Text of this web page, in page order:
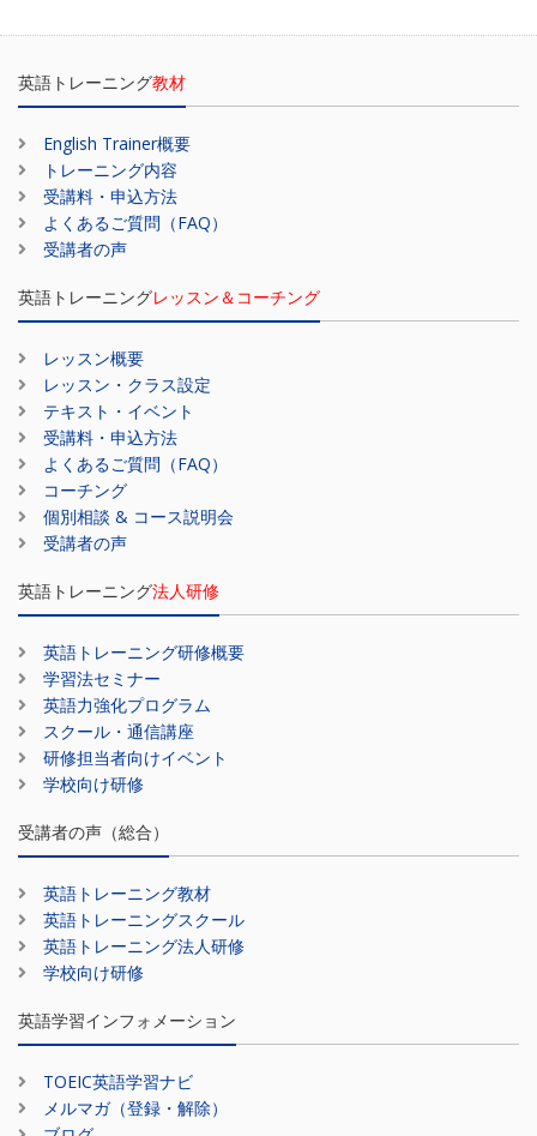
英語トレーニング教材
English Trainer概要
トレーニング内容
受講料・申込方法
よくあるご質問（FAQ）
受講者の声
英語トレーニングレッスン＆コーチング
レッスン概要
レッスン・クラス設定
テキスト・イベント
受講料・申込方法
よくあるご質問（FAQ）
コーチング
個別相談 & コース説明会
受講者の声
英語トレーニング法人研修
英語トレーニング研修概要
学習法セミナー
英語力強化プログラム
スクール・通信講座
研修担当者向けイベント
学校向け研修
受講者の声（総合）
英語トレーニング教材
英語トレーニングスクール
英語トレーニング法人研修
学校向け研修
英語学習インフォメーション
TOEIC英語学習ナビ
メルマガ（登録・解除）